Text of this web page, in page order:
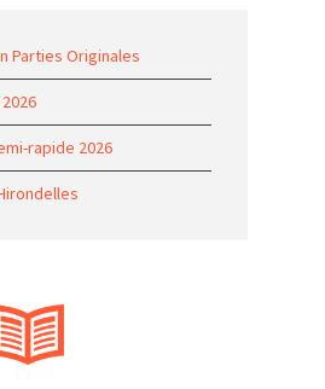
Parties Originales
2026
rapide 2026